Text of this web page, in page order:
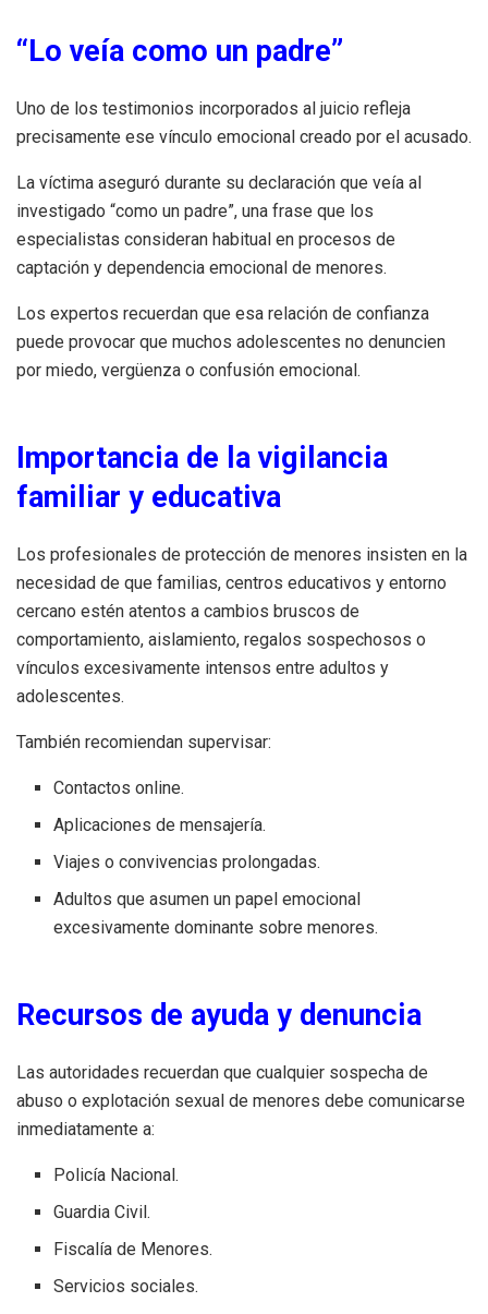
“Lo veía como un padre”
Uno de los testimonios incorporados al juicio refleja
precisamente ese vínculo emocional creado por el acusado.
La víctima aseguró durante su declaración que veía al
investigado “como un padre”, una frase que los
especialistas consideran habitual en procesos de
captación y dependencia emocional de menores.
Los expertos recuerdan que esa relación de confianza
puede provocar que muchos adolescentes no denuncien
por miedo, vergüenza o confusión emocional.
Importancia de la vigilancia
familiar y educativa
Los profesionales de protección de menores insisten en la
necesidad de que familias, centros educativos y entorno
cercano estén atentos a cambios bruscos de
comportamiento, aislamiento, regalos sospechosos o
vínculos excesivamente intensos entre adultos y
adolescentes.
También recomiendan supervisar:
Contactos online.
Aplicaciones de mensajería.
Viajes o convivencias prolongadas.
Adultos que asumen un papel emocional
excesivamente dominante sobre menores.
Recursos de ayuda y denuncia
Las autoridades recuerdan que cualquier sospecha de
abuso o explotación sexual de menores debe comunicarse
inmediatamente a:
Policía Nacional.
Guardia Civil.
Fiscalía de Menores.
Servicios sociales.